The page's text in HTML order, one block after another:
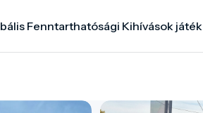
Fenntarthatósági Kihívások játék